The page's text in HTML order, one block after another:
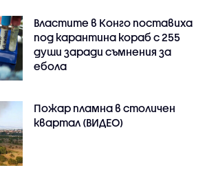
Властите в Конго поставиха
под карантина кораб с 255
души заради съмнения за
ебола
Пожар пламна в столичен
квартал (ВИДЕО)